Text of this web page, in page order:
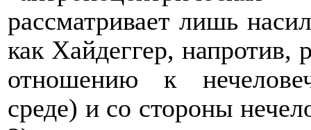
рассматривает лишь
как Хайдеггер, напротив,
отношению к
среде) и со стороны